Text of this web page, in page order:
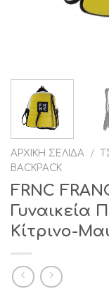
ΑΡΧΙΚΉ ΣΕΛΊΔΑ /
BACKPACK
FRNC
Γυναικεία
Κίτρινο-